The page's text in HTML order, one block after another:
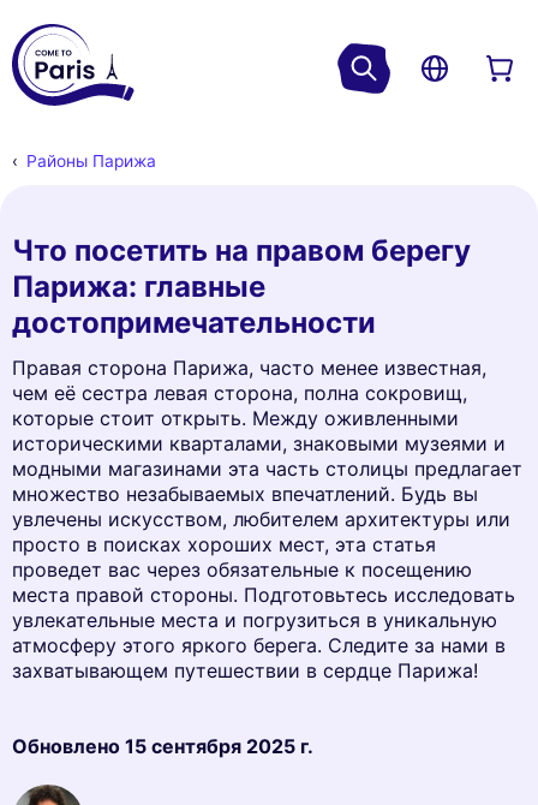
Районы Парижа
Что посетить на правом берегу
Парижа: главные
достопримечательности
Правая сторона Парижа, часто менее известная,
чем её сестра левая сторона, полна сокровищ,
которые стоит открыть. Между оживленными
историческими кварталами, знаковыми музеями и
модными магазинами эта часть столицы предлагает
множество незабываемых впечатлений. Будь вы
увлечены искусством, любителем архитектуры или
просто в поисках хороших мест, эта статья
проведет вас через обязательные к посещению
места правой стороны. Подготовьтесь исследовать
увлекательные места и погрузиться в уникальную
атмосферу этого яркого берега. Следите за нами в
захватывающем путешествии в сердце Парижа!
Обновлено 15 сентября 2025 г.